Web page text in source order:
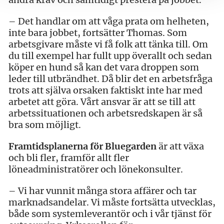
– Det handlar om att våga prata om helheten,
inte bara jobbet, fortsätter Thomas. Som
arbetsgivare måste vi få folk att tänka till. Om
du till exempel har fullt upp överallt och sedan
köper en hund så kan det vara droppen som
leder till utbrändhet. Då blir det en arbetsfråga
trots att själva orsaken faktiskt inte har med
arbetet att göra. Vårt ansvar är att se till att
arbetssituationen och arbetsredskapen är så
bra som möjligt.
Framtidsplanerna för Bluegardenär att växa
och bli fler, framför allt fler
löneadministratörer och lönekonsulter.
– Vi har vunnit många stora affärer och tar
marknadsandelar. Vi måste fortsätta utvecklas,
både som systemleverantör och i vår tjänst för